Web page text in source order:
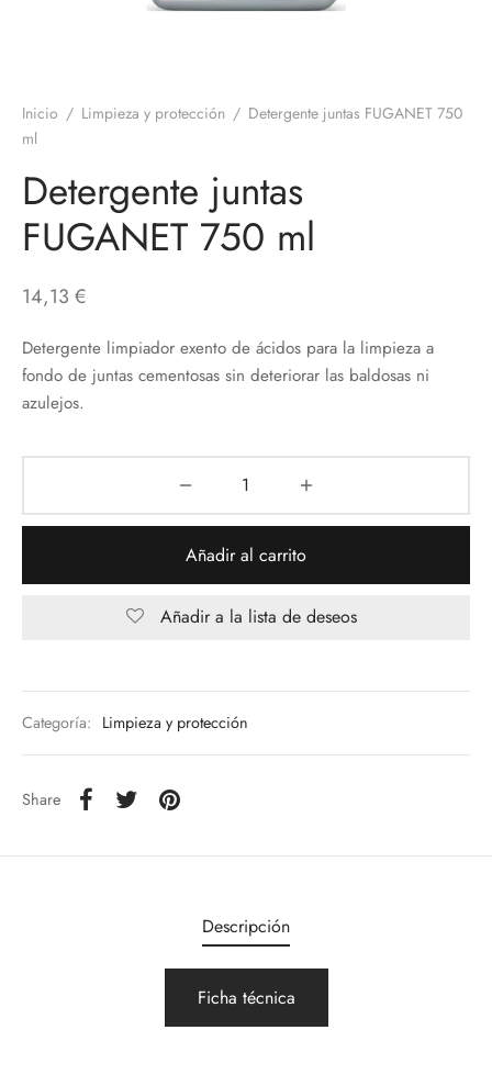
Inicio / Limpieza y protección / Detergente juntas FUGANET 750
ml
Detergente juntas
FUGANET 750 ml
14,13 €
Detergente limpiador exento de ácidos para la limpieza a
fondo de juntas cementosas sin deteriorar las baldosas ni
azulejos.
Añadir al carrito
Añadir a la lista de deseos
Categoría: Limpieza y protección
Share
Descripción
Ficha técnica